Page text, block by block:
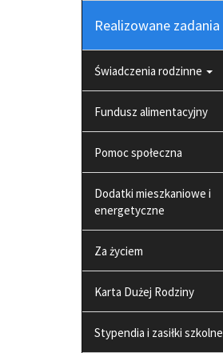
Realizowane zadania
Świadczenia rodzinne
Fundusz alimentacyjny
Pomoc społeczna
Dodatki mieszkaniowe i
energetyczne
Za życiem
Karta Dużej Rodziny
Stypendia i zasiłki szkolne